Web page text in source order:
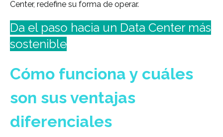
Center, redefine su forma de operar.
Da el paso hacia un Data Center más
sostenible
Cómo funciona y cuáles
son sus ventajas
diferenciales